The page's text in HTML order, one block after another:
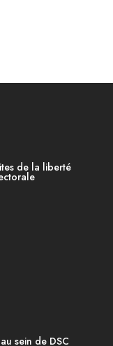
de la liberté
sein de DSC